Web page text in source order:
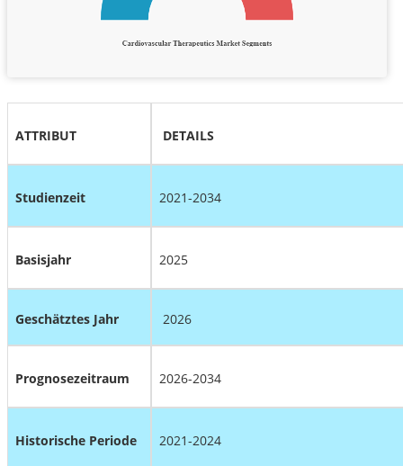
ATTRIBUT DETAILS
Studienzeit 2021-2034
Basisjahr 2025
Geschätztes Jahr 2026
Prognosezeitraum 2026-2034
Historische Periode 2021-2024